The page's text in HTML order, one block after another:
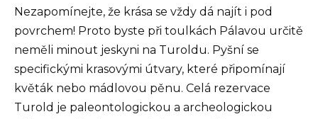
Nezapomínejte, že krása se vždy dá najít i pod
povrchem! Proto byste při toulkách Pálavou určitě
neměli minout jeskyni na Turoldu. Pyšní se
specifickými krasovými útvary, které připomínají
květák nebo mádlovou pěnu. Celá rezervace
Turold je paleontologickou a archeologickou